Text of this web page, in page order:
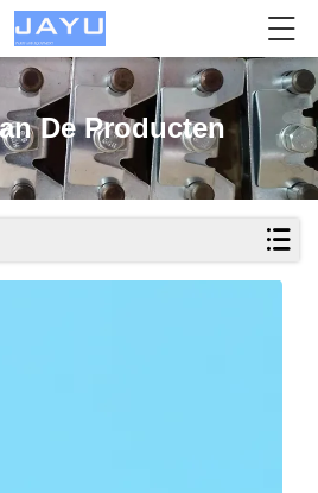
De Producten